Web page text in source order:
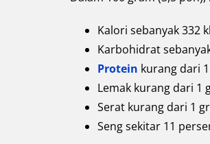
Kalori sebanyak 332
Karbohidrat
Protein kurang dari
Lemak kurang dari 1
Serat kurang dari 1
Seng sekitar 11